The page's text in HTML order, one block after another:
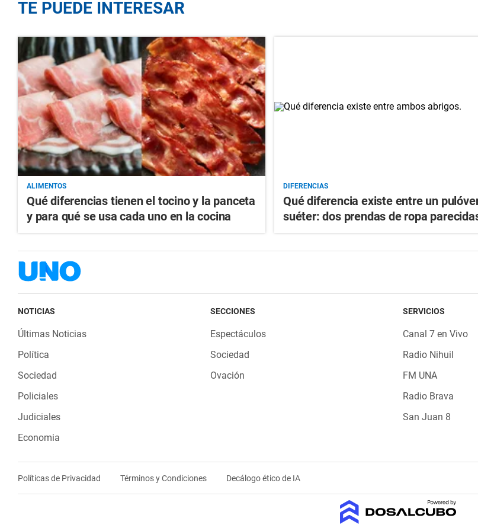
TE PUEDE INTERESAR
ALIMENTOS
Qué diferencias tienen el tocino y la panceta
y para qué se usa cada uno en la cocina
DIFERENCIAS
Qué diferencia existe entre un
suéter: dos prendas de ropa
NOTICIAS
Últimas Noticias
Política
Sociedad
Policiales
Judiciales
Economia
SECCIONES
Espectáculos
Sociedad
Ovación
SERVICIOS
Canal 7 en Vivo
Radio Nihuil
FM UNA
Radio Brava
San Juan 8
Políticas de Privacidad Términos y Condiciones Decálogo ético de IA